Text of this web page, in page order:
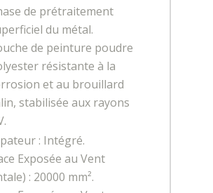
de prétraitement
du métal.
de peinture poudre
résistante à la
et au brouillard
stabilisée aux rayons
: Intégré.
Exposée au Vent
: 20000 mm².